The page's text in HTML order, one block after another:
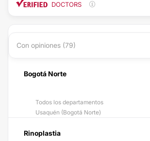
DOCTORS
Con opiniones (79)
Bogotá Norte
Todos los departamentos
Usaquén (Bogotá Norte)
Rinoplastia